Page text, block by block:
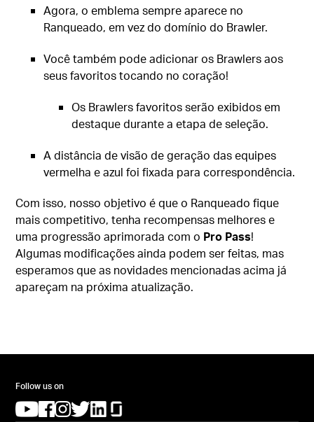
Agora, o emblema sempre aparece no
Ranqueado, em vez do domínio do Brawler.
Você também pode adicionar os Brawlers aos
seus favoritos tocando no coração!
Os Brawlers favoritos serão exibidos em
destaque durante a etapa de seleção.
A distância de visão de geração das equipes
vermelha e azul foi fixada para correspondência.
Com isso, nosso objetivo é que o Ranqueado fique
mais competitivo, tenha recompensas melhores e
uma progressão aprimorada com o Pro Pass!
Algumas modificações ainda podem ser feitas, mas
esperamos que as novidades mencionadas acima já
apareçam na próxima atualização.
Follow us on
(opens in a new tab)
(opens in a new tab)
(opens in a new tab)
(opens in a new tab)
(opens in a new tab)